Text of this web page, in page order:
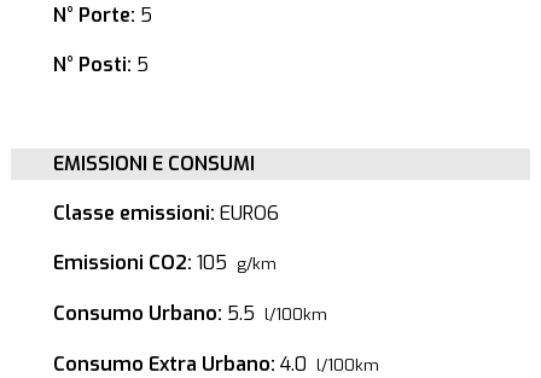
N° Porte: 5
N° Posti: 5
EMISSIONI E CONSUMI
Classe emissioni: EURO6
Emissioni CO2: 105 g/km
Consumo Urbano: 5.5 l/100km
Consumo Extra Urbano: 4.0 l/100km